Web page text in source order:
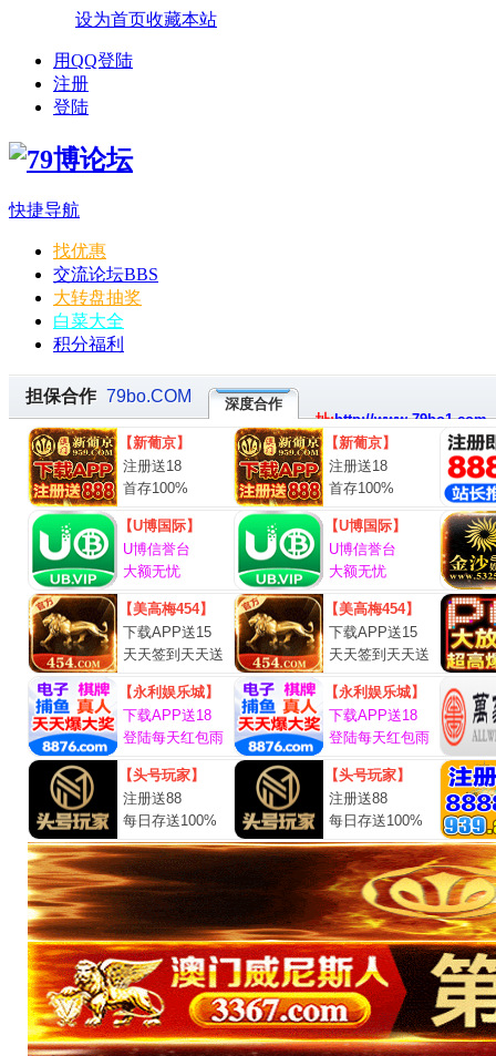
设为首页收藏本站
用QQ登陆
注册
登陆
快捷导航
找优惠
交流论坛BBS
大转盘抽奖
白菜大全
积分福利